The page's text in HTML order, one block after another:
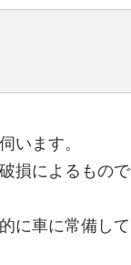
います。
損によるもので
に車に常備して